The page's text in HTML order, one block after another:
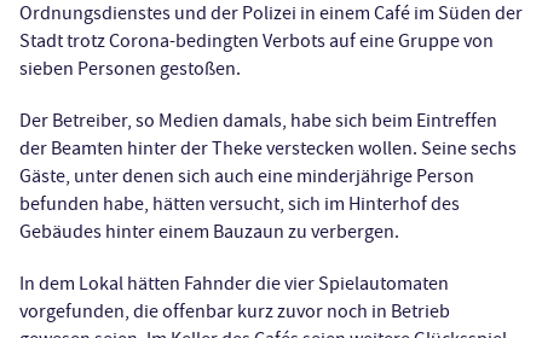
Ordnungsdienstes und der Polizei in einem Café im Süden der
Stadt trotz Corona-bedingten Verbots auf eine Gruppe von
sieben Personen gestoßen.
Der Betreiber, so Medien damals, habe sich beim Eintreffen
der Beamten hinter der Theke verstecken wollen. Seine sechs
Gäste, unter denen sich auch eine minderjährige Person
befunden habe, hätten versucht, sich im Hinterhof des
Gebäudes hinter einem Bauzaun zu verbergen.
In dem Lokal hätten Fahnder die vier Spielautomaten
vorgefunden, die offenbar kurz zuvor noch in Betrieb